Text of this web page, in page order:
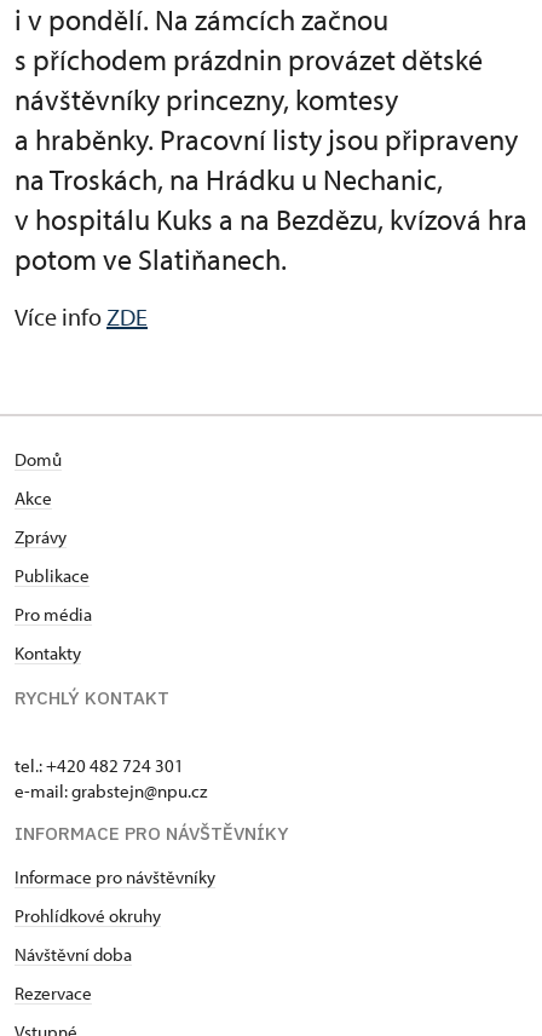
i v pondělí. Na zámcích začnou
s příchodem prázdnin provázet dětské
návštěvníky princezny, komtesy
a hraběnky. Pracovní listy jsou připraveny
na Troskách, na Hrádku u Nechanic,
v hospitálu Kuks a na Bezdězu, kvízová hra
potom ve Slatiňanech.
Více infoZDE
Domů
Akce
Zprávy
Publikace
Pro média
Kontakty
RYCHLÝ KONTAKT
tel.: +420 482 724 301
e-mail: grabstejn@npu.cz
INFORMACE PRO NÁVŠTĚVNÍKY
Informace pro návštěvníky
Prohlídkové okruhy
Návštěvní doba
Rezervace